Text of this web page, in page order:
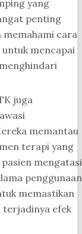
yang
penting
memahami cara
mencapai
juga
memantau
terapi yang
mengatasi
penggunaan
memastikan
terjadinya efek